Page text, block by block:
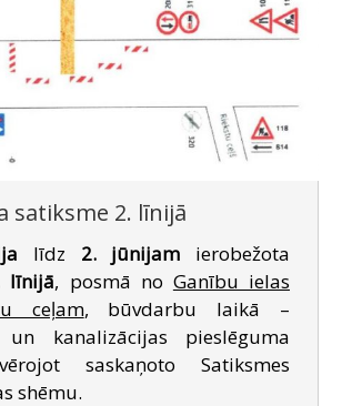
satiksme 2. līnijā
līdz 2. jūnijam ierobežota
līnijā, posmā no Ganību ielas
ceļam, būvdarbu laikā –
un kanalizācijas pieslēguma
saskaņoto Satiksmes
shēmu.